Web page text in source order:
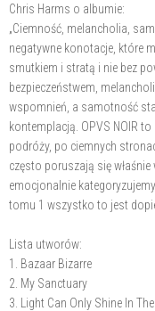
Chris Harms o albumie:
„Ciemność, melancholia,
negatywne konotacje, które
smutkiem i stratą i nie bez
bezpieczeństwem,
wspomnień, a samotność
kontemplacją. OPVS NOIR
podróży, po ciemnych
często poruszają się
emocjonalnie
tomu 1 wszystko to jest
Lista utworów:
1. Bazaar Bizarre
2. My Sanctuary
3. Light Can Only Shine In